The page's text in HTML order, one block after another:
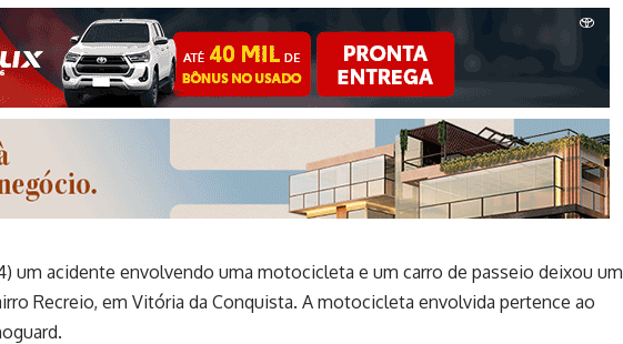
um acidente envolvendo uma motocicleta e um carro de passeio deixou um
Recreio, em Vitória da Conquista. A motocicleta envolvida pertence ao